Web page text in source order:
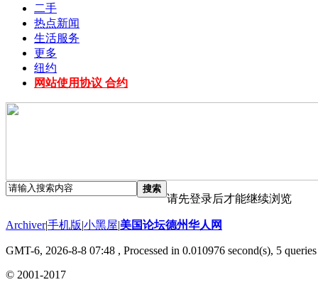
二手
热点新闻
生活服务
更多
纽约
网站使用协议 合约
搜索
请先登录后才能继续浏览
Archiver|手机版|小黑屋|美国论坛德州华人网
GMT-6, 2026-8-8 07:48 , Processed in 0.010976 second(s), 5
© 2001-2017